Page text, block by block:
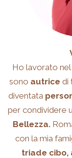
Ho lavorato nel
sono autrice di
diventata
per condividere
Bellezza.
con la mia
triade cibo,